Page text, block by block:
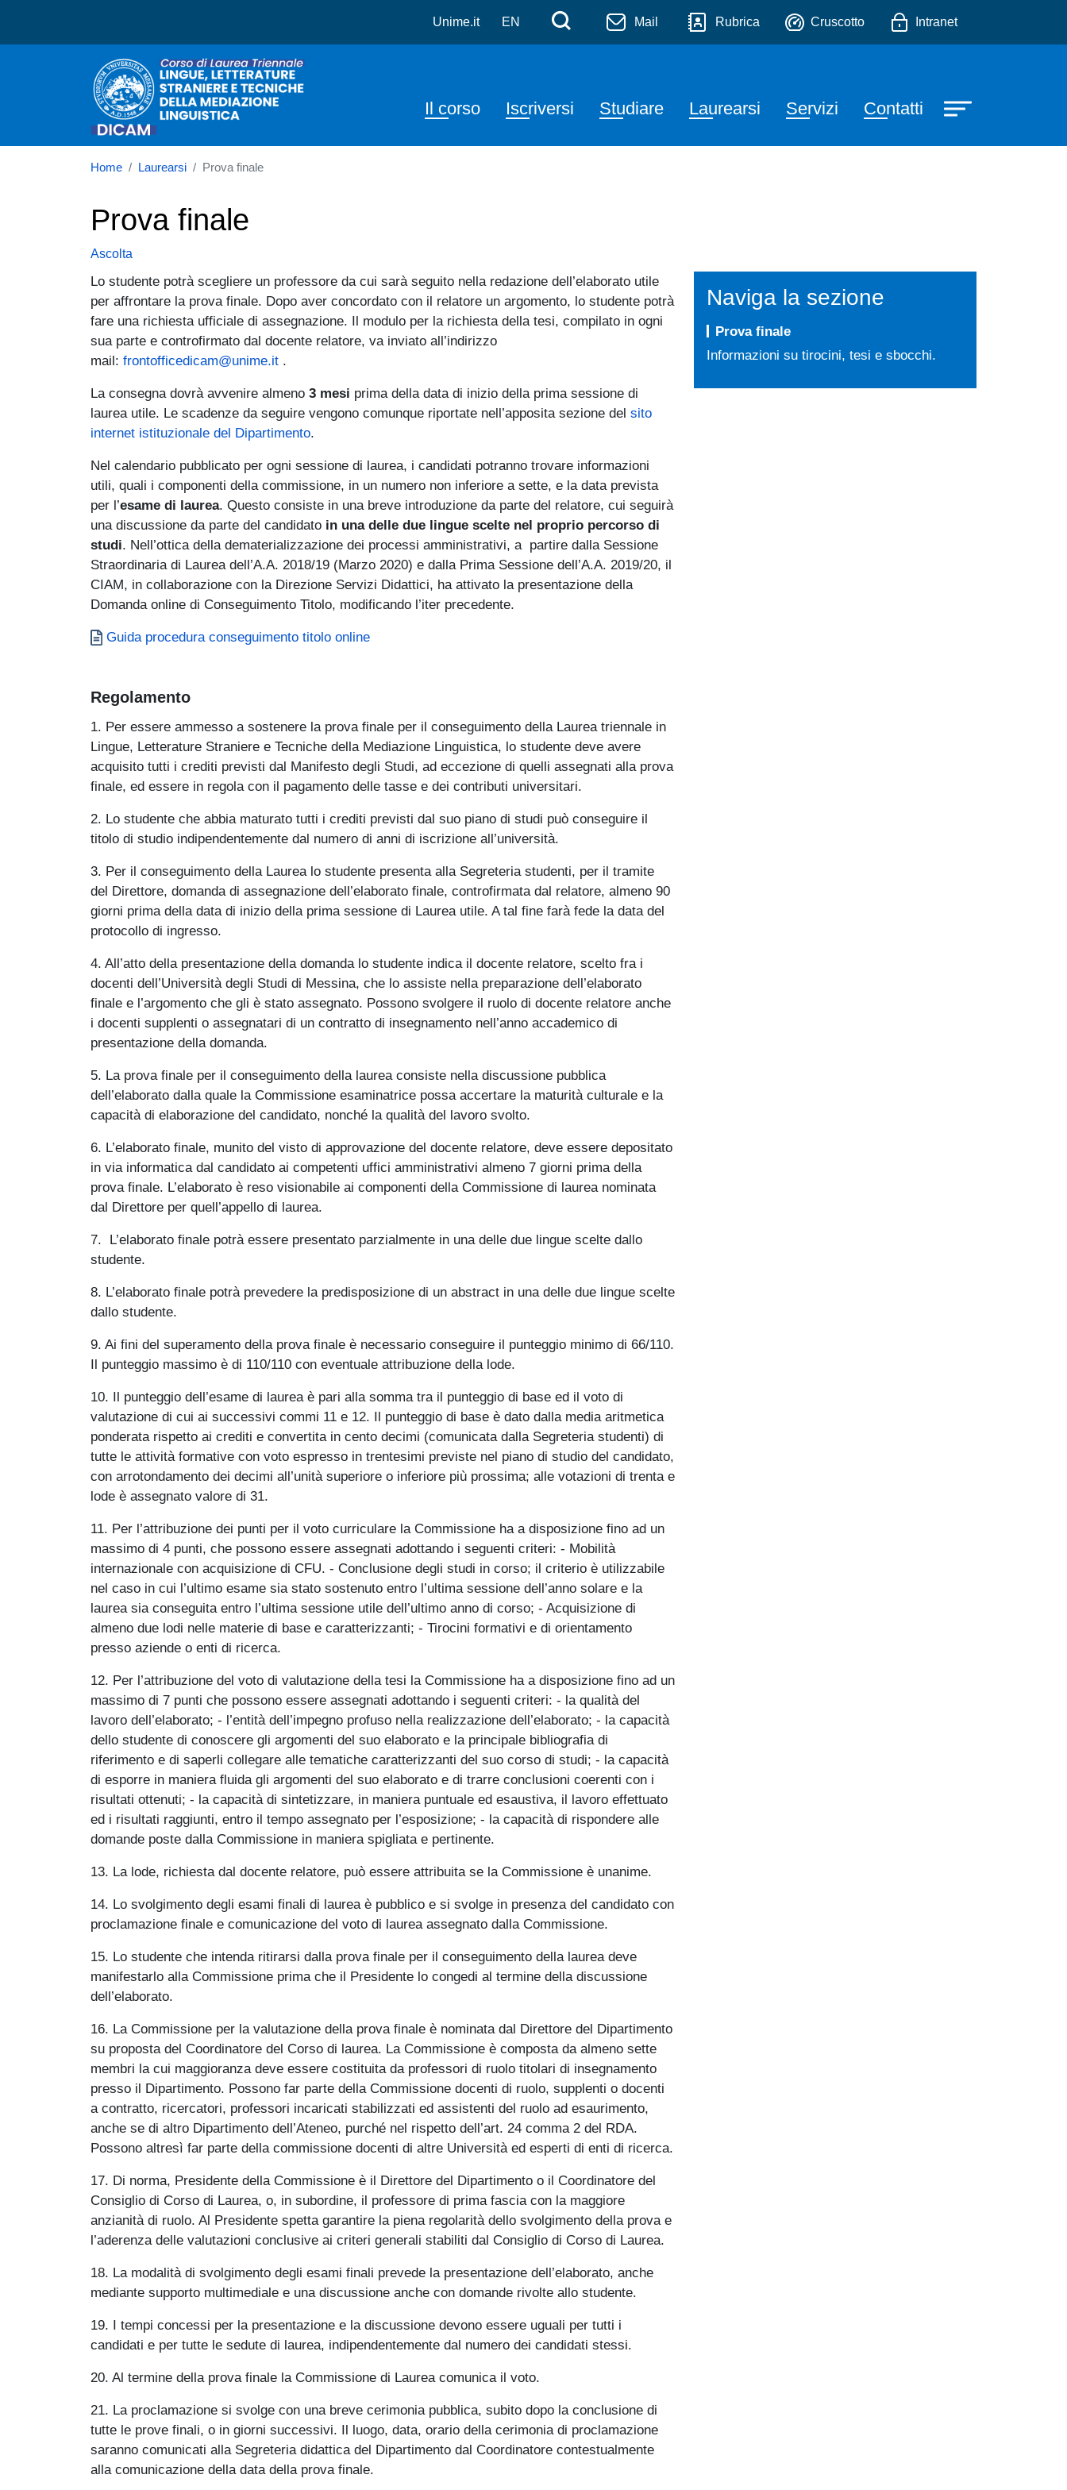
Salta al contenuto principale
Corso di laurea in Lingue, Letterature Straniere e Tecniche della
Unime.it EN Menù di servizio
Cerca Mail Rubrica Cruscotto Intranet
Navigazione principale
Il corso Iscriversi Studiare Laurearsi Servizi Contatti
Home Laurearsi Prova finale
Prova finale
Ascolta
Lo studente potrà scegliere un professore da cui sarà seguito nella redazione dell’elaborato utile
per affrontare la prova finale. Dopo aver concordato con il relatore un argomento, lo studente potrà
fare una richiesta ufficiale di assegnazione. Il modulo per la richiesta della tesi, compilato in ogni
sua parte e controfirmato dal docente relatore, va inviato all’indirizzo
mail: frontofficedicam@unime.it .
La consegna dovrà avvenire almeno 3 mesi prima della data di inizio della prima sessione di
laurea utile. Le scadenze da seguire vengono comunque riportate nell’apposita sezione del sito
internet istituzionale del Dipartimento.
Nel calendario pubblicato per ogni sessione di laurea, i candidati potranno trovare informazioni
utili, quali i componenti della commissione, in un numero non inferiore a sette, e la data prevista
per l’esame di laurea. Questo consiste in una breve introduzione da parte del relatore, cui seguirà
una discussione da parte del candidato in una delle due lingue scelte nel proprio percorso di
studi. Nell’ottica della dematerializzazione dei processi amministrativi, a partire dalla Sessione
Straordinaria di Laurea dell’A.A. 2018/19 (Marzo 2020) e dalla Prima Sessione dell’A.A. 2019/20, il
CIAM, in collaborazione con la Direzione Servizi Didattici, ha attivato la presentazione della
Domanda online di Conseguimento Titolo, modificando l’iter precedente.
Documento
Guida procedura conseguimento titolo online
Regolamento
1. Per essere ammesso a sostenere la prova finale per il conseguimento della Laurea triennale in
Lingue, Letterature Straniere e Tecniche della Mediazione Linguistica, lo studente deve avere
acquisito tutti i crediti previsti dal Manifesto degli Studi, ad eccezione di quelli assegnati alla prova
finale, ed essere in regola con il pagamento delle tasse e dei contributi universitari.
2. Lo studente che abbia maturato tutti i crediti previsti dal suo piano di studi può conseguire il
titolo di studio indipendentemente dal numero di anni di iscrizione all’università.
3. Per il conseguimento della Laurea lo studente presenta alla Segreteria studenti, per il tramite
del Direttore, domanda di assegnazione dell’elaborato finale, controfirmata dal relatore, almeno 90
giorni prima della data di inizio della prima sessione di Laurea utile. A tal fine farà fede la data del
protocollo di ingresso.
4. All’atto della presentazione della domanda lo studente indica il docente relatore, scelto fra i
docenti dell’Università degli Studi di Messina, che lo assiste nella preparazione dell’elaborato
finale e l’argomento che gli è stato assegnato. Possono svolgere il ruolo di docente relatore anche
i docenti supplenti o assegnatari di un contratto di insegnamento nell’anno accademico di
presentazione della domanda.
5. La prova finale per il conseguimento della laurea consiste nella discussione pubblica
dell’elaborato dalla quale la Commissione esaminatrice possa accertare la maturità culturale e la
capacità di elaborazione del candidato, nonché la qualità del lavoro svolto.
6. L’elaborato finale, munito del visto di approvazione del docente relatore, deve essere depositato
in via informatica dal candidato ai competenti uffici amministrativi almeno 7 giorni prima della
prova finale. L’elaborato è reso visionabile ai componenti della Commissione di laurea nominata
dal Direttore per quell’appello di laurea.
7. L’elaborato finale potrà essere presentato parzialmente in una delle due lingue scelte dallo
studente.
8. L’elaborato finale potrà prevedere la predisposizione di un abstract in una delle due lingue scelte
dallo studente.
9. Ai fini del superamento della prova finale è necessario conseguire il punteggio minimo di 66/110.
Il punteggio massimo è di 110/110 con eventuale attribuzione della lode.
10. Il punteggio dell’esame di laurea è pari alla somma tra il punteggio di base ed il voto di
valutazione di cui ai successivi commi 11 e 12. Il punteggio di base è dato dalla media aritmetica
ponderata rispetto ai crediti e convertita in cento decimi (comunicata dalla Segreteria studenti) di
tutte le attività formative con voto espresso in trentesimi previste nel piano di studio del candidato,
con arrotondamento dei decimi all’unità superiore o inferiore più prossima; alle votazioni di trenta e
lode è assegnato valore di 31.
11. Per l’attribuzione dei punti per il voto curriculare la Commissione ha a disposizione fino ad un
massimo di 4 punti, che possono essere assegnati adottando i seguenti criteri: - Mobilità
internazionale con acquisizione di CFU. - Conclusione degli studi in corso; il criterio è utilizzabile
nel caso in cui l’ultimo esame sia stato sostenuto entro l’ultima sessione dell’anno solare e la
laurea sia conseguita entro l’ultima sessione utile dell’ultimo anno di corso; - Acquisizione di
almeno due lodi nelle materie di base e caratterizzanti; - Tirocini formativi e di orientamento
presso aziende o enti di ricerca.
12. Per l’attribuzione del voto di valutazione della tesi la Commissione ha a disposizione fino ad un
massimo di 7 punti che possono essere assegnati adottando i seguenti criteri: - la qualità del
lavoro dell’elaborato; - l’entità dell’impegno profuso nella realizzazione dell’elaborato; - la capacità
dello studente di conoscere gli argomenti del suo elaborato e la principale bibliografia di
riferimento e di saperli collegare alle tematiche caratterizzanti del suo corso di studi; - la capacità
di esporre in maniera fluida gli argomenti del suo elaborato e di trarre conclusioni coerenti con i
risultati ottenuti; - la capacità di sintetizzare, in maniera puntuale ed esaustiva, il lavoro effettuato
ed i risultati raggiunti, entro il tempo assegnato per l’esposizione; - la capacità di rispondere alle
domande poste dalla Commissione in maniera spigliata e pertinente.
13. La lode, richiesta dal docente relatore, può essere attribuita se la Commissione è unanime.
14. Lo svolgimento degli esami finali di laurea è pubblico e si svolge in presenza del candidato con
proclamazione finale e comunicazione del voto di laurea assegnato dalla Commissione.
15. Lo studente che intenda ritirarsi dalla prova finale per il conseguimento della laurea deve
manifestarlo alla Commissione prima che il Presidente lo congedi al termine della discussione
dell’elaborato.
16. La Commissione per la valutazione della prova finale è nominata dal Direttore del Dipartimento
su proposta del Coordinatore del Corso di laurea. La Commissione è composta da almeno sette
membri la cui maggioranza deve essere costituita da professori di ruolo titolari di insegnamento
presso il Dipartimento. Possono far parte della Commissione docenti di ruolo, supplenti o docenti
a contratto, ricercatori, professori incaricati stabilizzati ed assistenti del ruolo ad esaurimento,
anche se di altro Dipartimento dell’Ateneo, purché nel rispetto dell’art. 24 comma 2 del RDA.
Possono altresì far parte della commissione docenti di altre Università ed esperti di enti di ricerca.
17. Di norma, Presidente della Commissione è il Direttore del Dipartimento o il Coordinatore del
Consiglio di Corso di Laurea, o, in subordine, il professore di prima fascia con la maggiore
anzianità di ruolo. Al Presidente spetta garantire la piena regolarità dello svolgimento della prova e
l’aderenza delle valutazioni conclusive ai criteri generali stabiliti dal Consiglio di Corso di Laurea.
18. La modalità di svolgimento degli esami finali prevede la presentazione dell’elaborato, anche
mediante supporto multimediale e una discussione anche con domande rivolte allo studente.
19. I tempi concessi per la presentazione e la discussione devono essere uguali per tutti i
candidati e per tutte le sedute di laurea, indipendentemente dal numero dei candidati stessi.
20. Al termine della prova finale la Commissione di Laurea comunica il voto.
21. La proclamazione si svolge con una breve cerimonia pubblica, subito dopo la conclusione di
tutte le prove finali, o in giorni successivi. Il luogo, data, orario della cerimonia di proclamazione
saranno comunicati alla Segreteria didattica del Dipartimento dal Coordinatore contestualmente
alla comunicazione della data della prova finale.
Naviga la sezione
Prova finale
Informazioni su tirocini, tesi e sbocchi.